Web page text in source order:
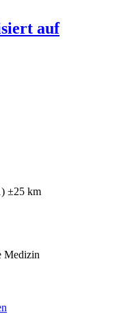
auf
) ±25 km
Medizin